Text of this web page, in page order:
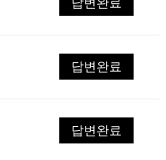
답변완료
답변완료